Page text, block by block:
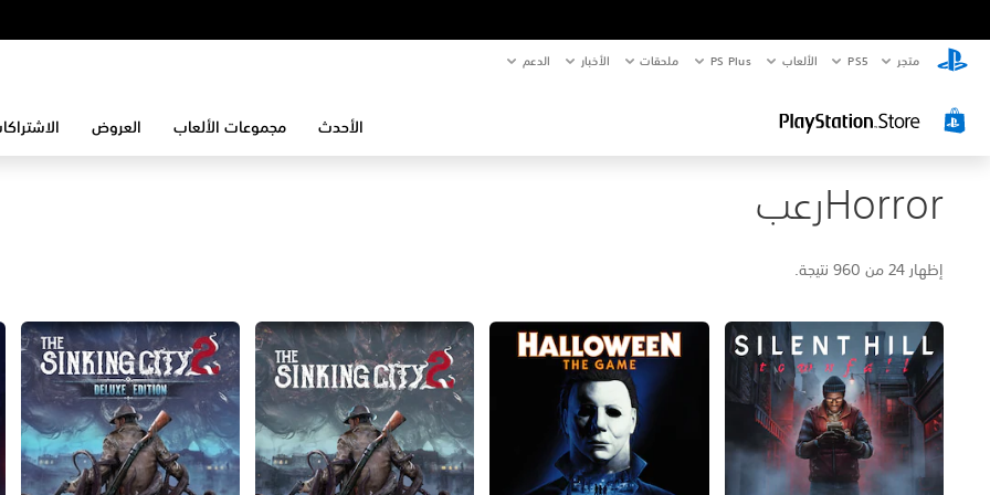
متجر PS5‏ الألعاب PS Plus ملحقات الأخبار الدعم
الأحدث مجموعات الألعاب العروض
Horrorرعب
إظهار 24 من 960 نتيجة.